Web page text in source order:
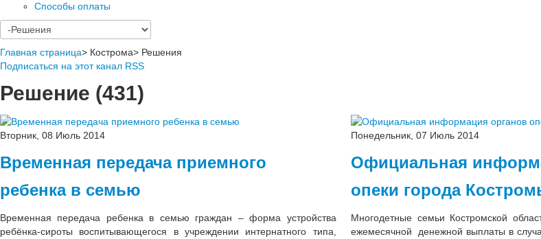
Способы оплаты
Главная страница> Кострома> Решения
Подписаться на этот канал RSS
Решение (431)
Вторник, 08 Июль 2014
Временная передача приемного
ребенка в семью
Временная передача ребенка в семью граждан – форма устройства
ребёнка-сироты воспитывающегося в учреждении интернатного типа,
Понедельник, 07 Июль 2014
Официальная
опеки города
Многодетные семьи Костромской
ежемесячной денежной выплаты в